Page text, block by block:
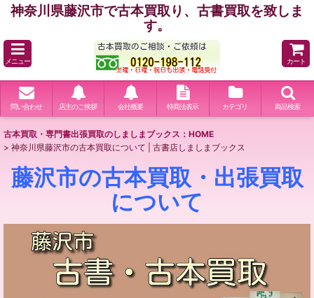
神奈川県藤沢市で古本買取り、古書買取を致しま
す。
メニュー カート
問い合わせ 店主のご挨拶 会社概要 特商法表示 カテゴリ 商品検索
古本買取・専門書出張買取のしましまブックス：HOME
> 神奈川県藤沢市の古本買取について | 古書店しましまブックス
藤沢市の古本買取・出張買取
について